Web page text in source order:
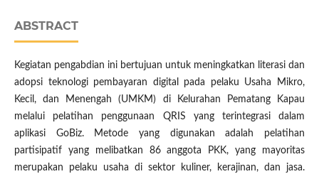
ABSTRACT
Kegiatan pengabdian ini bertujuan untuk meningkatkan literasi dan
adopsi teknologi pembayaran digital pada pelaku Usaha Mikro,
Kecil, dan Menengah (UMKM) di Kelurahan Pematang Kapau
melalui pelatihan penggunaan QRIS yang terintegrasi dalam
aplikasi GoBiz. Metode yang digunakan adalah pelatihan
partisipatif yang melibatkan 86 anggota PKK, yang mayoritas
merupakan pelaku usaha di sektor kuliner, kerajinan, dan jasa.